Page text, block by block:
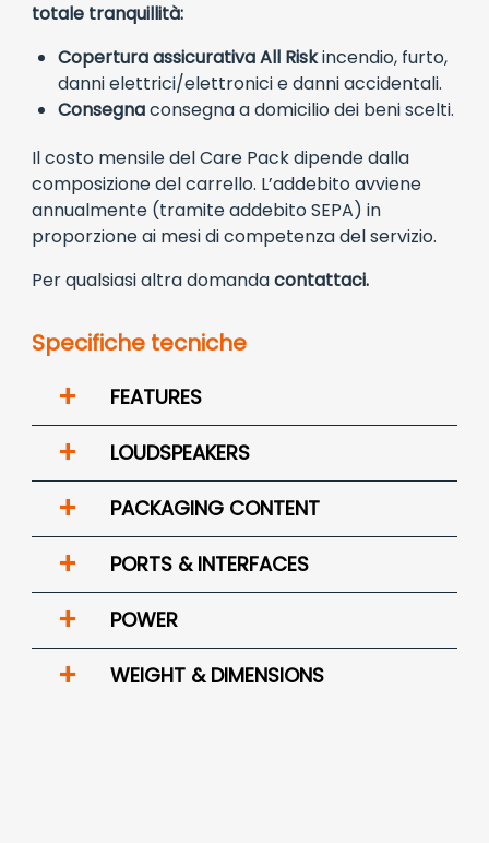
totale tranquillità:
Copertura assicurativa All Riskincendio, furto,
danni elettrici/elettronici e danni accidentali.
Consegnaconsegna a domicilio dei beni scelti.
Il costo mensile del Care Pack dipende dalla
composizione del carrello. L’addebito avviene
annualmente (tramite addebito SEPA) in
proporzione ai mesi di competenza del servizio.
Per qualsiasi altra domandacontattaci.
Specifiche tecniche
+ FEATURES
+ LOUDSPEAKERS
+ PACKAGING CONTENT
+ PORTS & INTERFACES
+ POWER
+ WEIGHT & DIMENSIONS